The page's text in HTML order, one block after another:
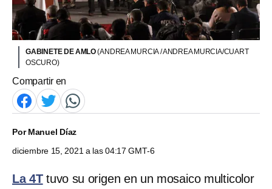
GABINETE DE AMLO(ANDREA MURCIA / ANDREA MURCIA/CUART
OSCURO)
Compartir en
PorManuel Díaz
diciembre 15, 2021 a las 04:17 GMT-6
La 4Ttuvo su origen en un mosaico multicolor